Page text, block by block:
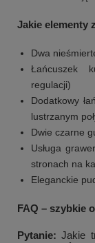
Jakie elementy
Dwa
Łańcuszek
regulacji)
Dodatkowy
lustrzanym
Dwie czarne
Usługa
stronach na
Eleganckie
FAQ – szybkie
Pytanie: Jakie